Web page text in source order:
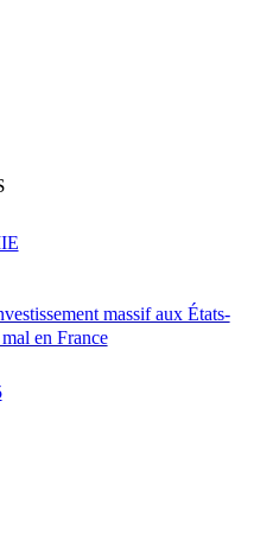
massif aux États-
en France